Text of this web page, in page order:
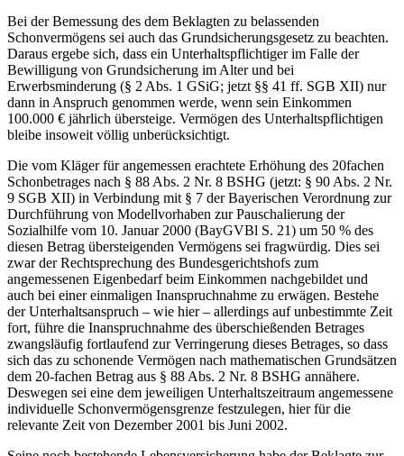
Bei der Bemessung des dem Beklagten zu belassenden
Schonvermögens sei auch das Grundsicherungsgesetz zu beachten.
Daraus ergebe sich, dass ein Unterhaltspflichtiger im Falle der
Bewilligung von Grundsicherung im Alter und bei
Erwerbsminderung (§ 2 Abs. 1 GSiG; jetzt §§ 41 ff. SGB XII) nur
dann in Anspruch genommen werde, wenn sein Einkommen
100.000 € jährlich übersteige. Vermögen des Unterhaltspflichtigen
bleibe insoweit völlig unberücksichtigt.
Die vom Kläger für angemessen erachtete Erhöhung des 20fachen
Schonbetrages nach § 88 Abs. 2 Nr. 8 BSHG (jetzt: § 90 Abs. 2 Nr.
9 SGB XII) in Verbindung mit § 7 der Bayerischen Verordnung zur
Durchführung von Modellvorhaben zur Pauschalierung der
Sozialhilfe vom 10. Januar 2000 (BayGVBl S. 21) um 50 % des
diesen Betrag übersteigenden Vermögens sei fragwürdig. Dies sei
zwar der Rechtsprechung des Bundesgerichtshofs zum
angemessenen Eigenbedarf beim Einkommen nachgebildet und
auch bei einer einmaligen Inanspruchnahme zu erwägen. Bestehe
der Unterhaltsanspruch – wie hier – allerdings auf unbestimmte Zeit
fort, führe die Inanspruchnahme des überschießenden Betrages
zwangsläufig fortlaufend zur Verringerung dieses Betrages, so dass
sich das zu schonende Vermögen nach mathematischen Grundsätzen
dem 20-fachen Betrag aus § 88 Abs. 2 Nr. 8 BSHG annähere.
Deswegen sei eine dem jeweiligen Unterhaltszeitraum angemessene
individuelle Schonvermögensgrenze festzulegen, hier für die
relevante Zeit von Dezember 2001 bis Juni 2002.